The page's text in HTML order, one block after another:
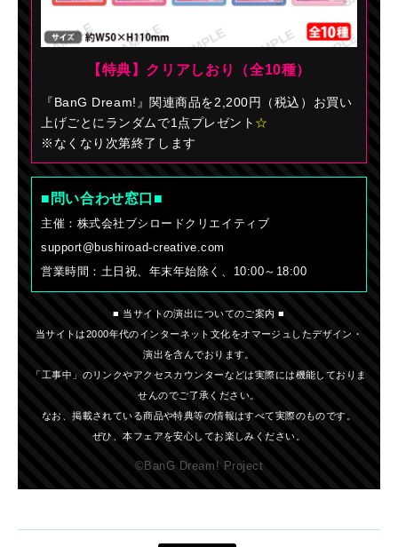
【特典】クリアしおり（全10種）
『BanG Dream!』関連商品を2,200円（税込）お買い
上げごとにランダムで1点プレゼント ☆
※なくなり次第終了します
■問い合わせ窓口■
主催：株式会社ブシロードクリエイティブ
support@bushiroad-creative.com
営業時間：土日祝、年末年始除く、10:00～18:00
■ 当サイトの演出についてのご案内 ■
当サイトは2000年代のインターネット文化をオマージュしたデザイン・
演出を含んでおります。
「工事中」のリンクやアクセスカウンターなどは実際には機能しておりま
せんのでご了承ください。
なお、掲載されている商品や特典等の情報はすべて実際のものです。
ぜひ、本フェアを安心してお楽しみください。
©BanG Dream! Project